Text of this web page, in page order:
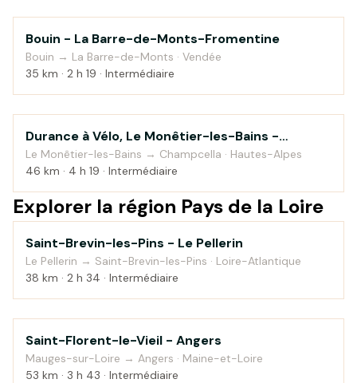
Bord de mer
Bouin - La Barre-de-Monts-Fromentine
Bouin → La Barre-de-Monts · Vendée
35 km · 2 h 19 · Intermédiaire
Montagne
Durance à Vélo, Le Monêtier-les-Bains -
Sisteron — étape 1
Le Monêtier-les-Bains → Champcella · Hautes-Alpes
46 km · 4 h 19 · Intermédiaire
Explorer la région Pays de la Loire
Bord de mer
Saint-Brevin-les-Pins - Le Pellerin
Le Pellerin → Saint-Brevin-les-Pins · Loire-Atlantique
38 km · 2 h 34 · Intermédiaire
Campagne
Saint-Florent-le-Vieil - Angers
Mauges-sur-Loire → Angers · Maine-et-Loire
53 km · 3 h 43 · Intermédiaire